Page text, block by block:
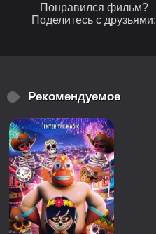
Понравился фильм?
Поделитесь с друзьями:
Рекомендуемое